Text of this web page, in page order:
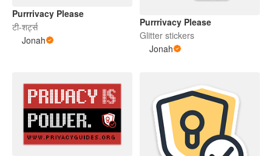
Purrrivacy Please
टी-शर्ट्स
Jonah
Purrrivacy Please
Glitter stickers
Jonah